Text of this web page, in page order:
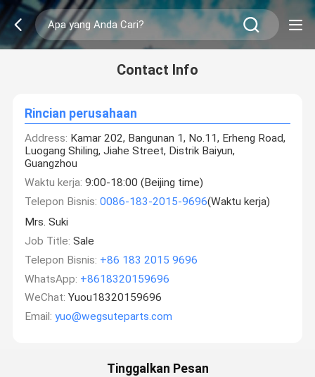
Contact Info
Rincian perusahaan
Address: Kamar 202, Bangunan 1, No.11, Erheng Road,
Luogang Shiling, Jiahe Street, Distrik Baiyun,
Guangzhou
Waktu kerja: 9:00-18:00 (Beijing time)
Telepon Bisnis: 0086-183-2015-9696(Waktu kerja)
Mrs. Suki
Job Title: Sale
Telepon Bisnis: +86 183 2015 9696
WhatsApp: +8618320159696
WeChat: Yuou18320159696
Email: yuo@wegsuteparts.com
Tinggalkan Pesan